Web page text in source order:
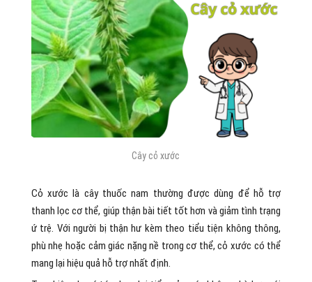
Cây cỏ xước
Cỏ xước là cây thuốc nam thường được dùng để hỗ trợ
thanh lọc cơ thể, giúp thận bài tiết tốt hơn và giảm tình trạng
ứ trệ. Với người bị thận hư kèm theo tiểu tiện không thông,
phù nhẹ hoặc cảm giác nặng nề trong cơ thể, cỏ xước có thể
mang lại hiệu quả hỗ trợ nhất định.